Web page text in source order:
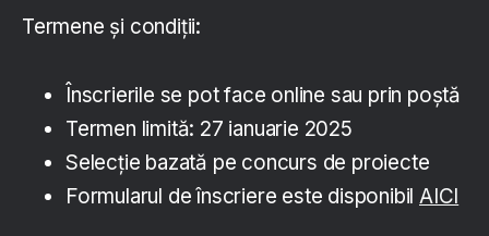
Termene și condiții:
Înscrierile se pot face online sau prin poștă
Termen limită: 27 ianuarie 2025
Selecție bazată pe concurs de proiecte
Formularul de înscriere este disponibil AICI